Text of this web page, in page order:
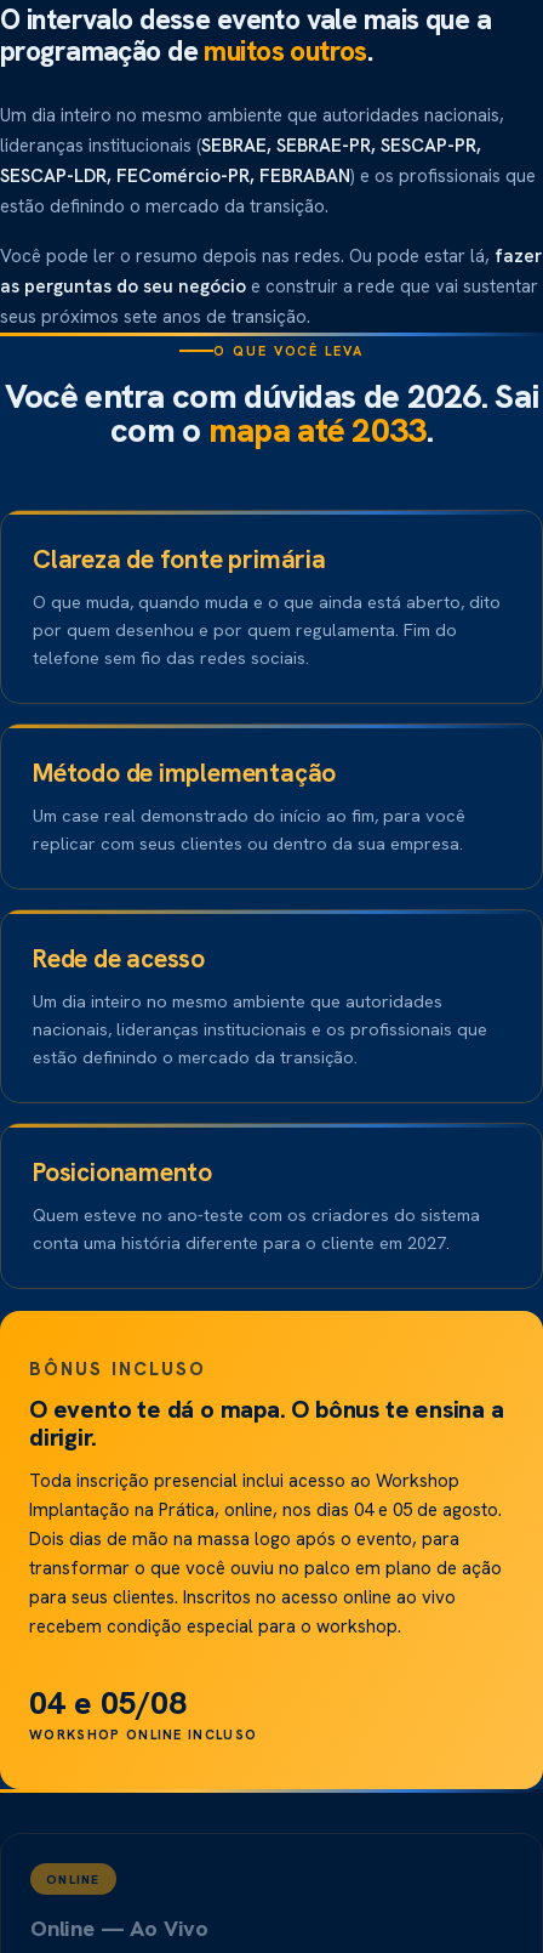
O intervalo desse evento vale mais que a
programação demuitos outros.
Um dia inteiro no mesmo ambiente que autoridades nacionais,
lideranças institucionais (SEBRAE, SEBRAE-PR, SESCAP-PR,
SESCAP-LDR, FEComércio-PR, FEBRABAN) e os profissionais que
estão definindo o mercado da transição.
Você pode ler o resumo depois nas redes. Ou pode estar lá, fazer
as perguntas do seu negócio e construir a rede que vai sustentar
seus próximos sete anos de transição.
O QUE VOCÊ LEVA
Você entra com dúvidas de 2026. Sai
com o mapa até 2033.
01
Clareza de fonte primária
O que muda, quando muda e o que ainda está aberto, dito
por quem desenhou e por quem regulamenta. Fim do
telefone sem fio das redes sociais.
02
Método de implementação
Um case real demonstrado do início ao fim, para você
replicar com seus clientes ou dentro da sua empresa.
03
Rede de acesso
Um dia inteiro no mesmo ambiente que autoridades
nacionais, lideranças institucionais e os profissionais que
estão definindo o mercado da transição.
04
Posicionamento
Quem esteve no ano-teste com os criadores do sistema
conta uma história diferente para o cliente em 2027.
BÔNUS INCLUSO
O evento te dá o mapa. O bônus te ensina a
dirigir.
Toda inscrição presencial inclui acesso ao Workshop
Implantação na Prática, online, nos dias 04 e 05 de agosto.
Dois dias de mão na massa logo após o evento, para
transformar o que você ouviu no palco em plano de ação
para seus clientes. Inscritos no acesso online ao vivo
recebem condição especial para o workshop.
04 e 05/08
WORKSHOP ONLINE INCLUSO
ONLINE
Online — Ao Vivo